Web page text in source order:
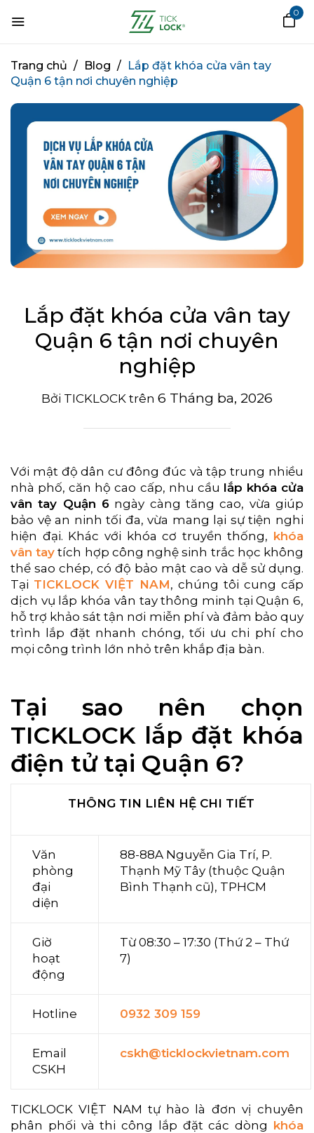
0
Trang chủ / Blog / Lắp đặt khóa cửa vân tay
Quận 6 tận nơi chuyên nghiệp
Lắp đặt khóa cửa vân tay
Quận 6 tận nơi chuyên
nghiệp
Bởi TICKLOCK trên 6 Tháng ba, 2026
Với mật độ dân cư đông đúc và tập trung nhiều
nhà phố, căn hộ cao cấp, nhu cầu lắp khóa cửa
vân tay Quận 6 ngày càng tăng cao, vừa giúp
bảo vệ an ninh tối đa, vừa mang lại sự tiện nghi
hiện đại. Khác với khóa cơ truyền thống, khóa
vân tay tích hợp công nghệ sinh trắc học không
thể sao chép, có độ bảo mật cao và dễ sử dụng.
Tại TICKLOCK VIỆT NAM, chúng tôi cung cấp
dịch vụ lắp khóa vân tay thông minh tại Quận 6,
hỗ trợ khảo sát tận nơi miễn phí và đảm bảo quy
trình lắp đặt nhanh chóng, tối ưu chi phí cho
mọi công trình lớn nhỏ trên khắp địa bàn.
Tại sao nên chọn
TICKLOCK lắp đặt khóa
điện tử tại Quận 6?
THÔNG TIN LIÊN HỆ CHI TIẾT
Văn
phòng
đại
diện
88-88A Nguyễn Gia Trí, P.
Thạnh Mỹ Tây (thuộc Quận
Bình Thạnh cũ), TPHCM
Giờ
hoạt
động
Từ 08:30 – 17:30 (Thứ 2 – Thứ
7)
Hotline 0932 309 159
Email
CSKH
cskh@ticklockvietnam.com
TICKLOCK VIỆT NAM tự hào là đơn vị chuyên
phân phối và thi công lắp đặt các dòng khóa